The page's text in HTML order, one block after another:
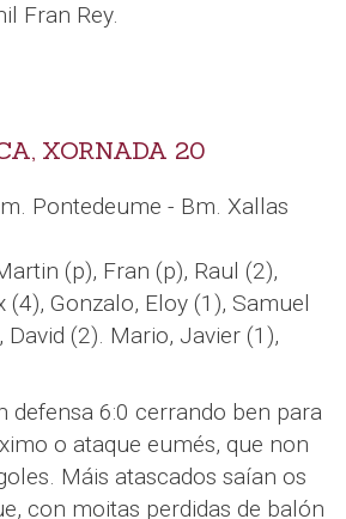
Fran Rey.
XORNADA 20
Pontedeume - Bm. Xallas
(p), Fran (p), Raul (2),
(4), Gonzalo, Eloy (1), Samuel
David (2). Mario, Javier (1),
defensa 6:0 cerrando ben para
o ataque eumés, que non
Máis atascados saían os
con moitas perdidas de balón